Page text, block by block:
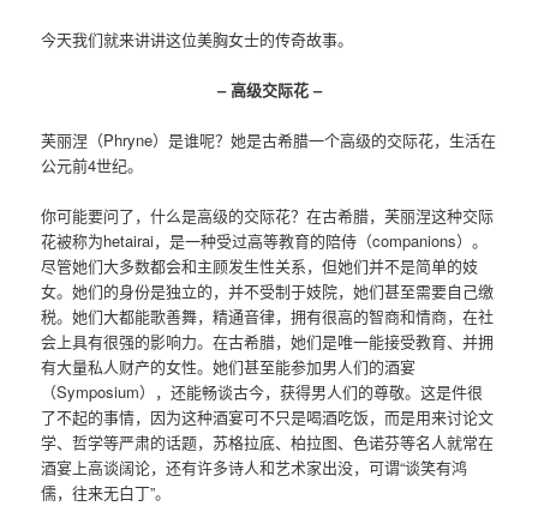
今天我们就来讲讲这位美胸女士的传奇故事。
– 高级交际花 –
芙丽涅（Phryne）是谁呢？她是古希腊一个高级的交际花，生活在
公元前4世纪。
你可能要问了，什么是高级的交际花？在古希腊，芙丽涅这种交际
花被称为hetairai，是一种受过高等教育的陪侍（companions）。
尽管她们大多数都会和主顾发生性关系，但她们并不是简单的妓
女。她们的身份是独立的，并不受制于妓院，她们甚至需要自己缴
税。她们大都能歌善舞，精通音律，拥有很高的智商和情商，在社
会上具有很强的影响力。在古希腊，她们是唯一能接受教育、并拥
有大量私人财产的女性。她们甚至能参加男人们的酒宴
（Symposium），还能畅谈古今，获得男人们的尊敬。这是件很
了不起的事情，因为这种酒宴可不只是喝酒吃饭，而是用来讨论文
学、哲学等严肃的话题，苏格拉底、柏拉图、色诺芬等名人就常在
酒宴上高谈阔论，还有许多诗人和艺术家出没，可谓“谈笑有鸿
儒，往来无白丁”。